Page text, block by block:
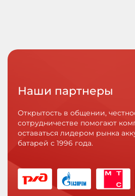
Наши партнеры
Открытость в общении,
сотрудничестве помогают
оставаться лидером рынка
батарей с 1996 года.